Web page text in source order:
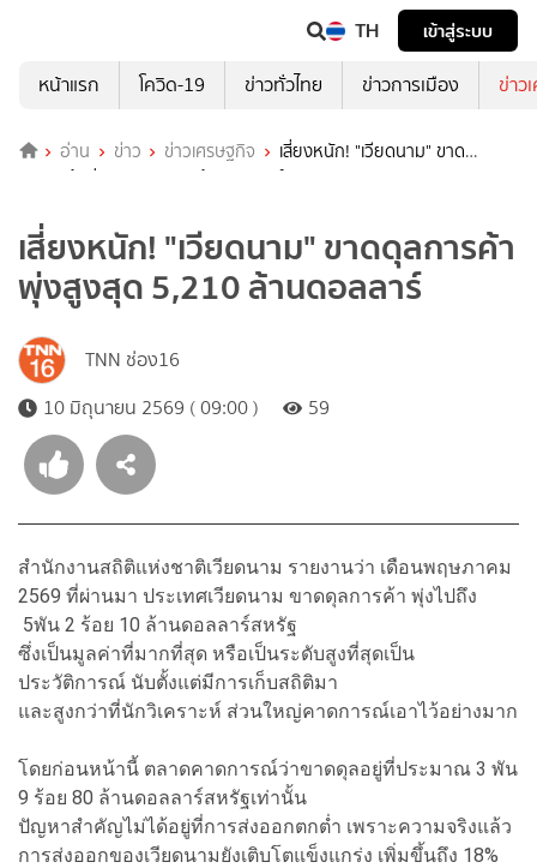
TH
เข้าสู่ระบบ
หน้าแรก
โควิด-19 ข่าวทั่วไทย ข่าวการเมือง ข่าว
อ่าน ข่าว ข่าวเศรษฐกิจ
เสี่ยงหนัก! "เวียดนาม" ขาด
ดุลการค้าพุ่งสูงสุด 5,210 ล้านดอลลาร์
เสี่ยงหนัก! "เวียดนาม" ขาดดุลการค้า
พุ่งสูงสุด 5,210 ล้านดอลลาร์
TNN ช่อง16
10 มิถุนายน 2569 ( 09:00 )
59
สำนักงานสถิติแห่งชาติเวียดนาม รายงานว่า เดือนพฤษภาคม
2569 ที่ผ่านมา ประเทศเวียดนาม ขาดดุลการค้า พุ่งไปถึง
5พัน 2 ร้อย 10 ล้านดอลลาร์สหรัฐ
ซึ่งเป็นมูลค่าที่มากที่สุด หรือเป็นระดับสูงที่สุดเป็น
ประวัติการณ์ นับตั้งแต่มีการเก็บสถิติมา
และสูงกว่าที่นักวิเคราะห์ ส่วนใหญ่คาดการณ์เอาไว้อย่างมาก
โดยก่อนหน้านี้ ตลาดคาดการณ์ว่าขาดดุลอยู่ที่ประมาณ 3 พัน
9 ร้อย 80 ล้านดอลลาร์สหรัฐเท่านั้น
ปัญหาสำคัญไม่ได้อยู่ที่การส่งออกตกต่ำ เพราะความจริงแล้ว
การส่งออกของเวียดนามยังเติบโตแข็งแกร่ง เพิ่มขึ้นถึง 18%